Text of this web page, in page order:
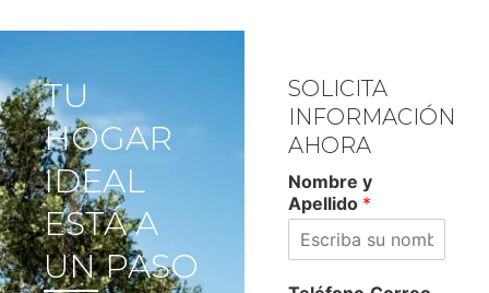
TU
HOGAR
IDEAL
ESTÁ A
UN PASO
SOLICITA
INFORMACIÓN
AHORA
Nombre y
Apellido *